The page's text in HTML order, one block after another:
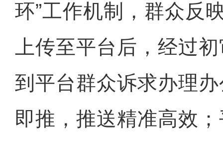
环”工作机制，群众反
上传至平台后，经过
到平台群众诉求办理
即推，推送精准高效